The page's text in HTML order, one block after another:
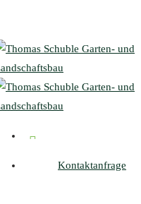
main
content
Kontaktanfrage